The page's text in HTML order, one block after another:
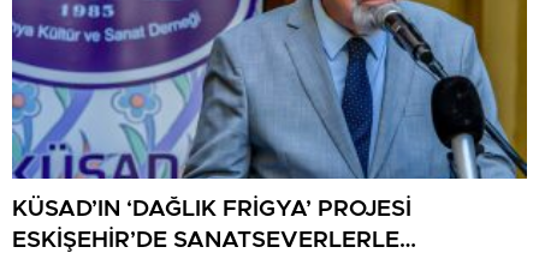
KÜSAD’IN ‘DAĞLIK FRİGYA’ PROJESİ
ESKİŞEHİR’DE SANATSEVERLERLE